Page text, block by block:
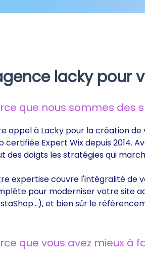
lacky pour
que nous sommes des
appel à Lacky pour la création
certifiée Expert Wix depuis 2014.
des doigts les stratégies qui
expertise couvre l'intégralité de
pour moderniser votre site
et bien sûr le
que vous avez mieux à